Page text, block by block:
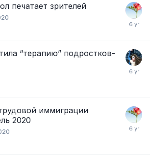
печатает зрителей
“терапию” подростков-
иммиграции
2020